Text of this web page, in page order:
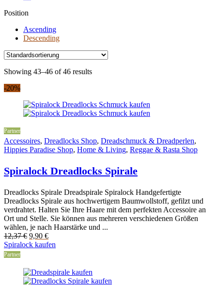
Position
Ascending
Descending
Showing 43–46 of 46 results
-20%
Partner
Accessoires, Dreadlocks Shop, Dreadschmuck & Dreadperlen,
Hippies Paradise Shop, Home & Living, Reggae & Rasta Shop
Spiralock Dreadlocks Spirale
Dreadlocks Spirale Dreadspirale Spiralock Handgefertigte
Dreadlocks Spirale aus hochwertigem Baumwollstoff, gefilzt und
verdrahtet. Halten Sie Ihre Haare mit dem perfekten Accessoire an
Ort und Stelle. Sie können aus mehreren verschiedenen Größen
wählen, je nach Haarstärke und ...
12,37€ Original
price
9,90 €Current
price
Spiralock kaufen
Partner